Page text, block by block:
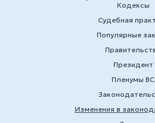
Кодексы
Судебная
Популярные
Президент
Пленумы ВС
Изменения в